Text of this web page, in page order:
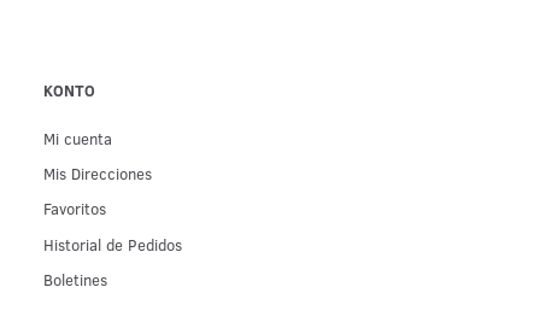
KONTO
Mi cuenta
Mis Direcciones
Favoritos
Historial de Pedidos
Boletines